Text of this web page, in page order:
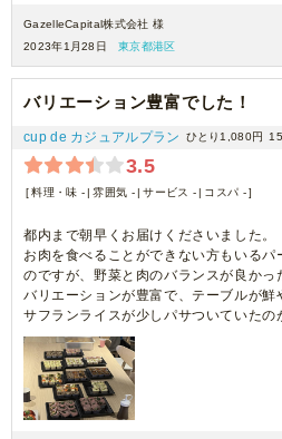
GazelleCapital株式会社 様
2023年1月28日
東京都港区
バリエーション豊富でした！
cup de カジュアルプラン ひとり1,080円
3.5
料理・味 - 雰囲気 - サービス - コスパ -
都内まで朝早くお届けくださいました。
お肉を食べることができない方もいる
のですが、野菜と肉のバランスが良かっ
バリエーションが豊富で、テーブルが鮮
サフランライスが少しパサついていたの